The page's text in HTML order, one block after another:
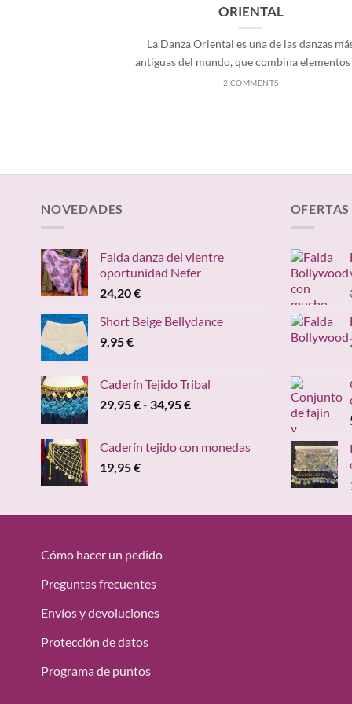
ORIENTAL
La Danza Oriental es una de las danzas
antiguas del mundo, que combina elementos
2 COMMENTS
NOVEDADES
Falda danza del vientre
oportunidad Nefer
24,20€
Short Beige Bellydance
9,95€
Caderín Tejido Tribal
29,95€- 34,95€Rango
desde
Caderín tejido con monedas
19,95€
OFERTAS
Cómo hacer un pedido
Preguntas frecuentes
Envíos y devoluciones
Protección de datos
Programa de puntos